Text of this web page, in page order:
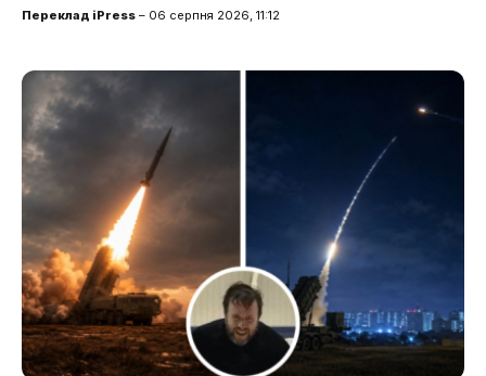
Переклад iPress – 06 серпня 2026, 11:12